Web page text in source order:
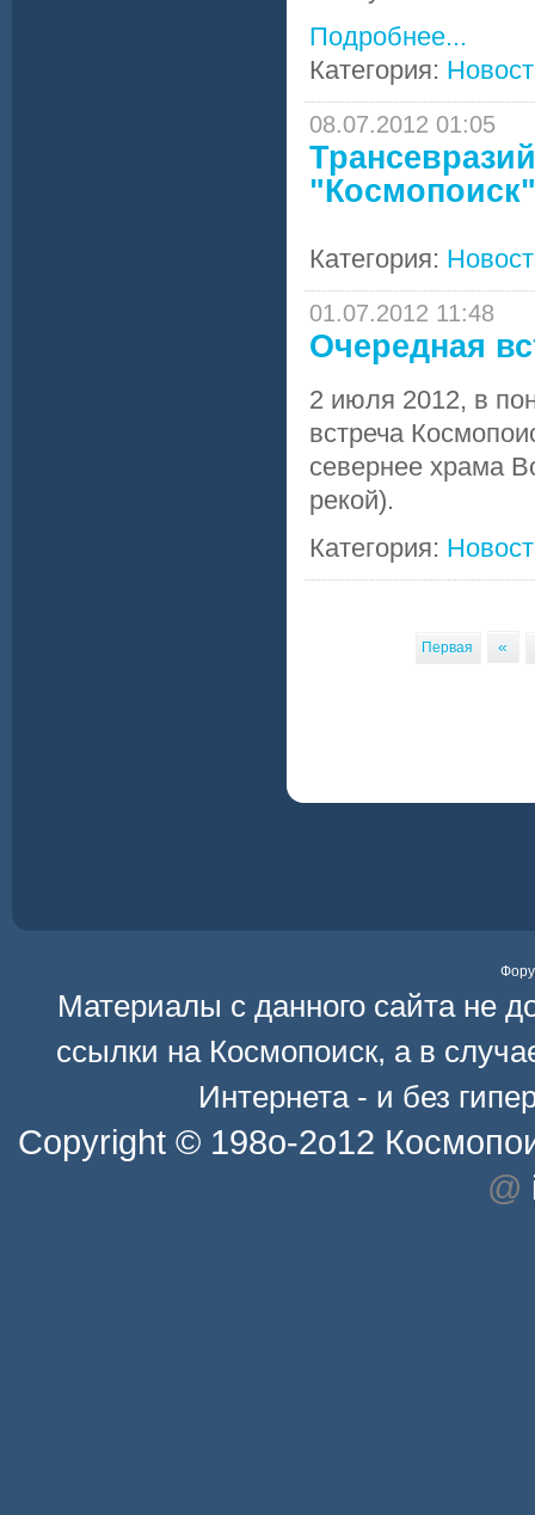
Подробнее...
Категория:
08.07.2012 01:05
Категория:
01.07.2012 11:48
Очередная
2 июля 2012, в
встреча
севернее храма
рекой).
Категория:
Первая «
Материалы с данного сайта не
ссылки на Космопоиск, а в
Интернета - и без
Copyright © 198o-2o12
@